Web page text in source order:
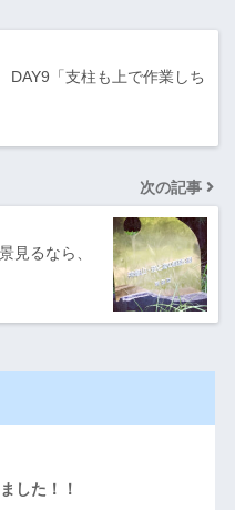
「支柱も上で作業しち
次の記事
るなら、
した！！